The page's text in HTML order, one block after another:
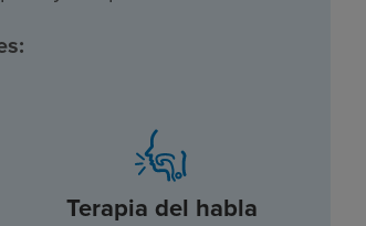
Terapia del habla